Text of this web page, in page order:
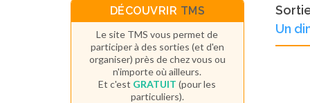
Un
DÉCOUVRIR TMS
Le site TMS vous permet de
participer à des sorties (et d'en
organiser) près de chez vous ou
n'importe où ailleurs.
Et c'est GRATUIT (pour les
particuliers).